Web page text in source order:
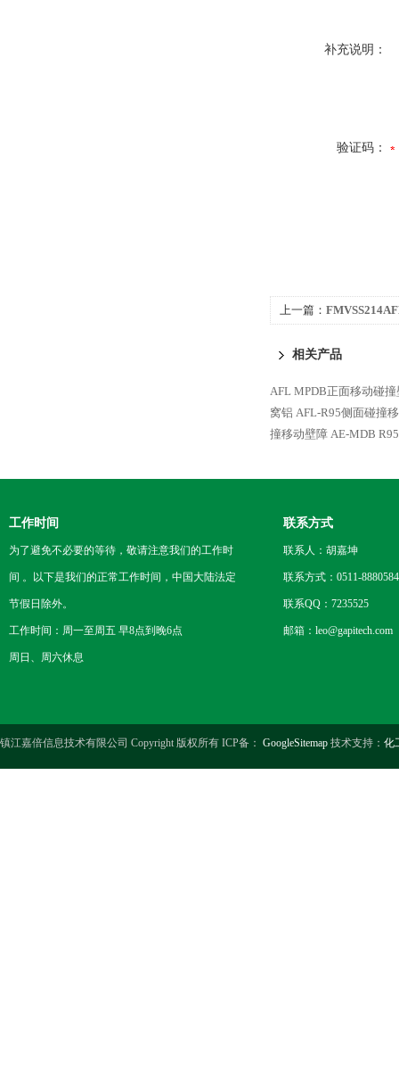
补充说明：
验证码：
上一篇：
相关产品
AFL MPDB正面移动碰
窝铝 AFL-R95侧面碰撞
撞移动壁障 AE-MDB
工作时间
为了避免不必要的等待，敬请注意我们的工作时
间 。以下是我们的正常工作时间，中国大陆法定
节假日除外。
工作时间：周一至周五 早8点到晚6点
周日、周六休息
联系方式
联系人：胡嘉坤
联系方式：0511-
联系QQ：7235525
邮箱：leo@gapitech.com
镇江嘉倍信息技术有限公司 Copyright 版权所有 ICP备： GoogleSitemap 技术支持： 化